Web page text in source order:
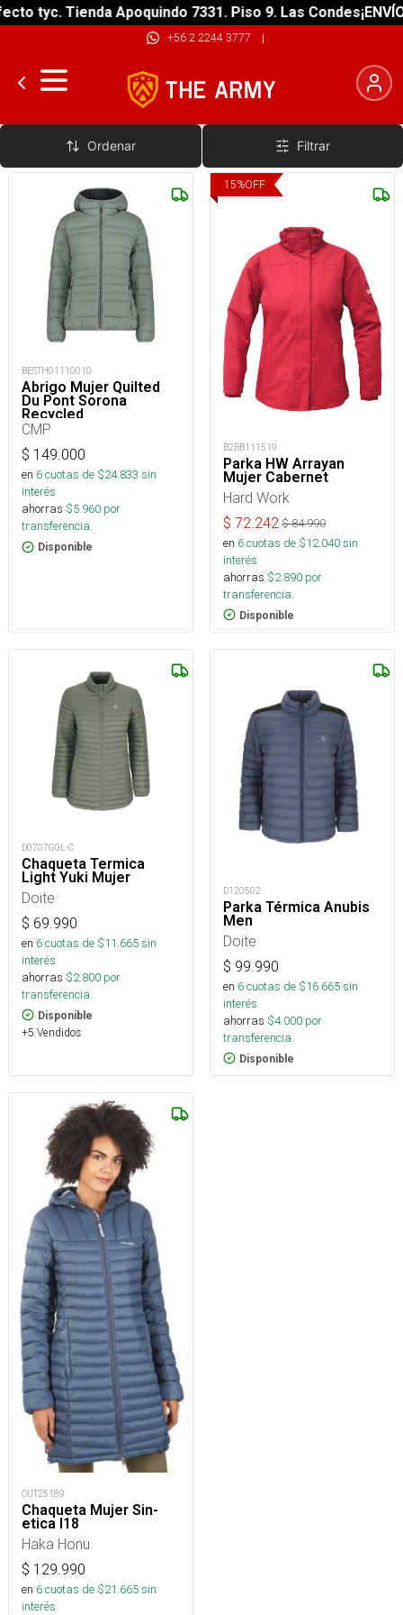
tyc. Tienda Apoquindo 7331. Piso 9. Las Condes
+56 2 2244 3777 |
Sintéticos
Ordenar Filtrar
BESTH01110010
Abrigo Mujer Quilted
Du Pont Sorona
Recycled
CMP
$ 149.000
en 6cuotas de $24.833 sin
interés
ahorras $5.960 por
transferencia.
Disponible
15%OFF
B2BB111519
Parka HW Arrayan
Mujer Cabernet
Hard Work
$ 72.242 $84.990
en 6cuotas de $12.040sin
interés
ahorras $2.890 por
transferencia.
Disponible
D0707G0L-C
Chaqueta Termica
Light Yuki Mujer
Doite
$ 69.990
en 6cuotas de $11.665sin
interés
ahorras $2.800 por
transferencia.
Disponible
+5 Vendidos
D120502
Parka Térmica Anubis
Men
Doite
$ 99.990
en 6cuotas de $16.665sin
interés
ahorras $4.000 por
transferencia.
Disponible
OUT25189
Chaqueta Mujer Sin-
etica I18
Haka Honu
$ 129.990
en 6cuotas de $21.665sin
interés